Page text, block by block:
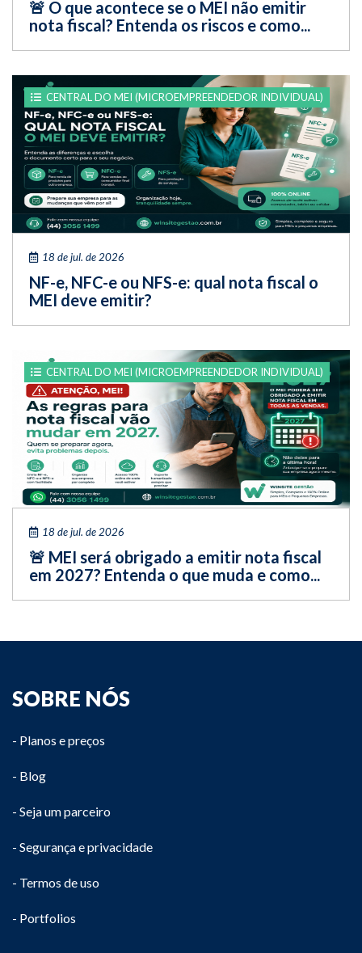
🚨 O que acontece se o MEI não emitir
nota fiscal? Entenda os riscos e como...
CENTRAL DO MEI (MICROEMPREENDEDOR INDIVIDUAL)
18 de jul. de 2026
NF-e, NFC-e ou NFS-e: qual nota fiscal o
MEI deve emitir?
CENTRAL DO MEI (MICROEMPREENDEDOR INDIVIDUAL)
18 de jul. de 2026
🚨 MEI será obrigado a emitir nota fiscal
em 2027? Entenda o que muda e como...
SOBRE NÓS
- Planos e preços
- Blog
- Seja um parceiro
- Segurança e privacidade
- Termos de uso
- Portfolios